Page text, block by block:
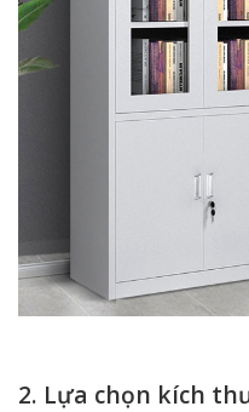
2. Lựa chọn kích